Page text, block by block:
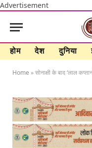
Advertisement
होम देश दुनिया
Home »सोनाक्षी के बाद ‘लाल